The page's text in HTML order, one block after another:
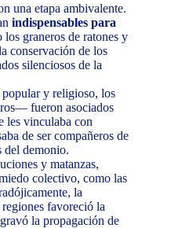
una etapa ambivalente.
indispensables para
los graneros de ratones y
conservación de los
silenciosos de la
y religioso, los
fueron asociados
les vinculaba con
de ser compañeros de
del demonio.
y matanzas,
colectivo, como las
la
favoreció la
la propagación de